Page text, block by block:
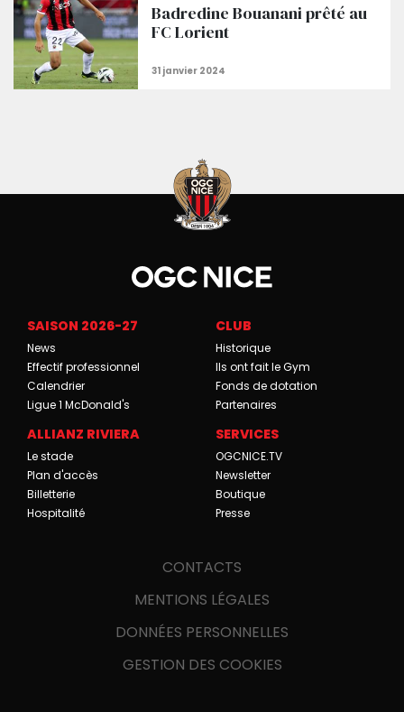
Badredine Bouanani prêté au
FC Lorient
SAISON 2026-27
News
Effectif professionnel
Calendrier
Ligue 1 McDonald's
CLUB
Historique
Ils ont fait le Gym
Fonds de dotation
Partenaires
ALLIANZ RIVIERA
Le stade
Plan d'accès
Billetterie
Hospitalité
SERVICES
OGCNICE.TV
Newsletter
Boutique
Presse
CONTACTS
MENTIONS LÉGALES
DONNÉES PERSONNELLES
GESTION DES COOKIES